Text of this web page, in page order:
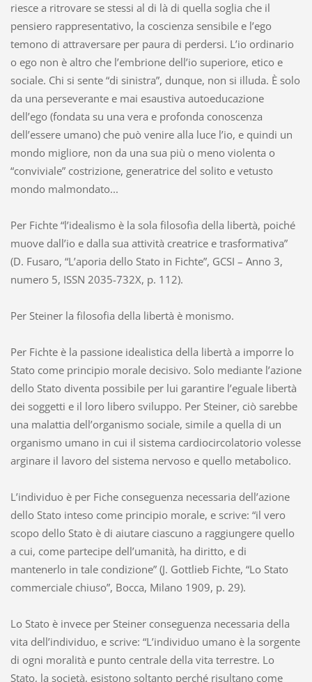
riesce a ritrovare se stessi al di là di quella soglia che il
pensiero rappresentativo, la coscienza sensibile e l’ego
temono di attraversare per paura di perdersi. L’io ordinario
o ego non è altro che l’embrione dell’io superiore, etico e
sociale. Chi si sente “di sinistra”, dunque, non si illuda. È solo
da una perseverante e mai esaustiva autoeducazione
dell’ego (fondata su una vera e profonda conoscenza
dell’essere umano) che può venire alla luce l’io, e quindi un
mondo migliore, non da una sua più o meno violenta o
“conviviale” costrizione, generatrice del solito e vetusto
mondo malmondato...
Per Fichte “l’idealismo è la sola filosofia della libertà, poiché
muove dall’io e dalla sua attività creatrice e trasformativa”
(D. Fusaro, “L’aporia dello Stato in Fichte”, GCSI – Anno 3,
numero 5, ISSN 2035-732X, p. 112).
Per Steiner la filosofia della libertà è monismo.
Per Fichte è la passione idealistica della libertà a imporre lo
Stato come principio morale decisivo. Solo mediante l’azione
dello Stato diventa possibile per lui garantire l’eguale libertà
dei soggetti e il loro libero sviluppo. Per Steiner, ciò sarebbe
una malattia dell’organismo sociale, simile a quella di un
organismo umano in cui il sistema cardiocircolatorio volesse
arginare il lavoro del sistema nervoso e quello metabolico.
L’individuo è per Fiche conseguenza necessaria dell’azione
dello Stato inteso come principio morale, e scrive: “il vero
scopo dello Stato è di aiutare ciascuno a raggiungere quello
a cui, come partecipe dell’umanità, ha diritto, e di
mantenerlo in tale condizione” (J. Gottlieb Fichte, “Lo Stato
commerciale chiuso”, Bocca, Milano 1909, p. 29).
Lo Stato è invece per Steiner conseguenza necessaria della
vita dell’individuo, e scrive: “L’individuo umano è la sorgente
di ogni moralità e punto centrale della vita terrestre. Lo
Stato, la società, esistono soltanto perché risultano come